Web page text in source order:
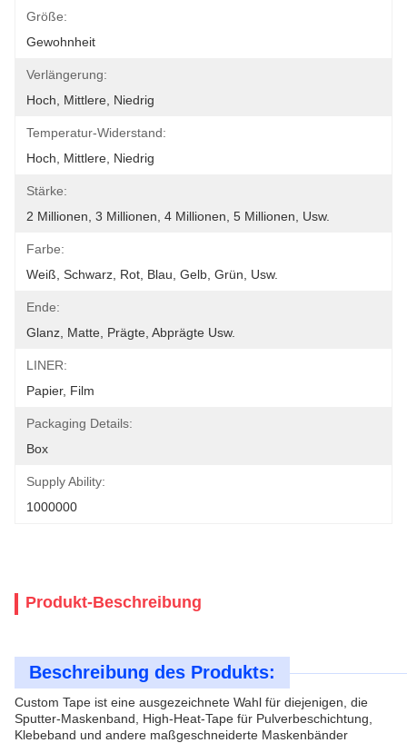
Größe:
Gewohnheit
Verlängerung:
Hoch, Mittlere, Niedrig
Temperatur-Widerstand:
Hoch, Mittlere, Niedrig
Stärke:
2 Millionen, 3 Millionen, 4 Millionen, 5 Millionen, Usw.
Farbe:
Weiß, Schwarz, Rot, Blau, Gelb, Grün, Usw.
Ende:
Glanz, Matte, Prägte, Abprägte Usw.
LINER:
Papier, Film
Packaging Details:
Box
Supply Ability:
1000000
Produkt-Beschreibung
Beschreibung des Produkts:
Custom Tape ist eine ausgezeichnete Wahl für diejenigen, die
Sputter-Maskenband, High-Heat-Tape für Pulverbeschichtung,
Klebeband und andere maßgeschneiderte Maskenbänder